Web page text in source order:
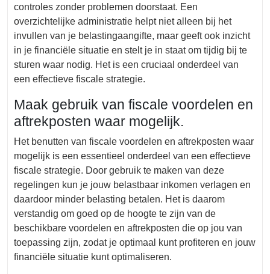
controles zonder problemen doorstaat. Een
overzichtelijke administratie helpt niet alleen bij het
invullen van je belastingaangifte, maar geeft ook inzicht
in je financiële situatie en stelt je in staat om tijdig bij te
sturen waar nodig. Het is een cruciaal onderdeel van
een effectieve fiscale strategie.
Maak gebruik van fiscale voordelen en
aftrekposten waar mogelijk.
Het benutten van fiscale voordelen en aftrekposten waar
mogelijk is een essentieel onderdeel van een effectieve
fiscale strategie. Door gebruik te maken van deze
regelingen kun je jouw belastbaar inkomen verlagen en
daardoor minder belasting betalen. Het is daarom
verstandig om goed op de hoogte te zijn van de
beschikbare voordelen en aftrekposten die op jou van
toepassing zijn, zodat je optimaal kunt profiteren en jouw
financiële situatie kunt optimaliseren.